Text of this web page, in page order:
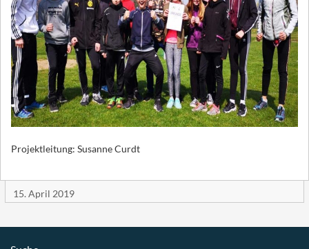
Projektleitung: Susanne Curdt
15. April 2019